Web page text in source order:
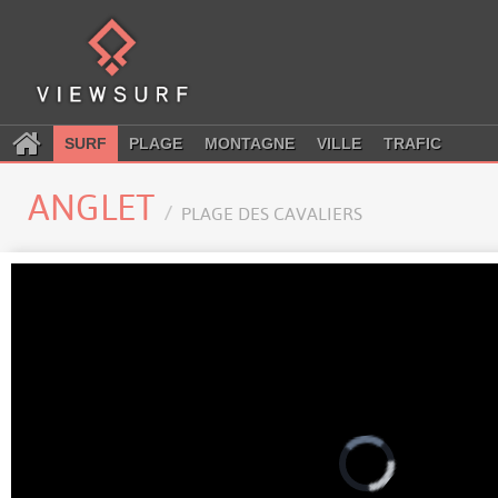
SURF PLAGE MONTAGNE VILLE TRAFIC
ANGLET PLAGE DES CAVALIERS